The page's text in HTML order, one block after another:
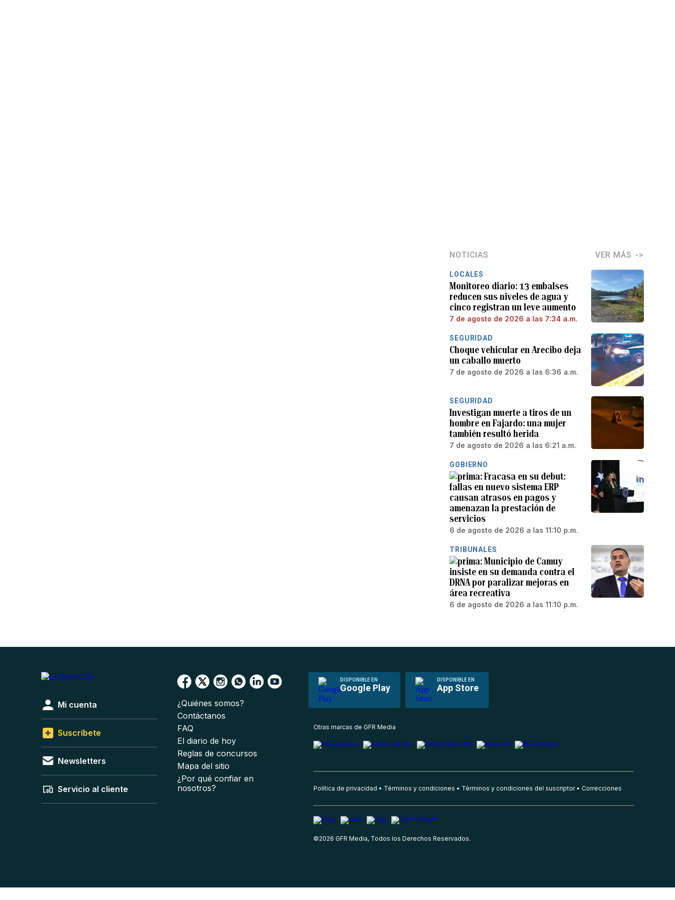
NOTICIAS VER MÁS
LOCALES
Monitoreo diario: 13 embalses
reducen sus niveles de agua y
cinco registran un leve aumento
7 de agosto de 2026 a las 7:34 a.m.
SEGURIDAD
Choque vehicular en Arecibo deja
un caballo muerto
7 de agosto de 2026 a las 6:36 a.m.
SEGURIDAD
Investigan muerte a tiros de un
hombre en Fajardo: una mujer
también resultó herida
7 de agosto de 2026 a las 6:21 a.m.
GOBIERNO
Fracasa en su debut:
fallas en nuevo sistema ERP
causan atrasos en pagos y
amenazan la prestación de
servicios
6 de agosto de 2026 a las 11:10 p.m.
TRIBUNALES
Municipio de Camuy
insiste en su demanda contra el
DRNA por paralizar mejoras en
área recreativa
6 de agosto de 2026 a las 11:10 p.m.
DISPONIBLE EN
Google Play
DISPONIBLE EN
App Store
Mi cuenta
Suscríbete
Newsletters
Servicio al cliente
¿Quiénes somos?
Contáctanos
FAQ
El diario de hoy
Reglas de concursos
Mapa del sitio
¿Por qué confiar en
nosotros?
Otras marcas de GFR Media
Política de privacidad Términos y condiciones Términos y condiciones del suscriptor Correcciones
©2026 GFR Media, Todos los Derechos Reservados.